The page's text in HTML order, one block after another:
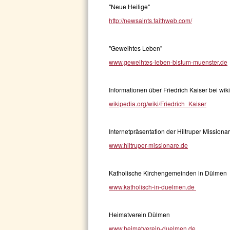
"Neue Heilige"
http://newsaints.faithweb.com/
"Geweihtes Leben"
www.geweihtes-leben-bistum-muenster.de
Informationen über Friedrich Kaiser bei
wikipedia.org/wiki/Friedrich_Kaiser
Internetpräsentation der Hiltruper
www.hiltruper-missionare.de
Katholische Kirchengemeinden in Dülmen
www.katholisch-in-duelmen.de
Heimatverein Dülmen
www.heimatverein-duelmen.de